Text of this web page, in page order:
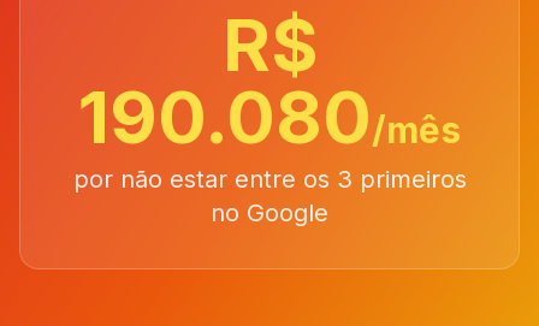
R$
190.080/mês
por não estar entre os 3 primeiros
no Google